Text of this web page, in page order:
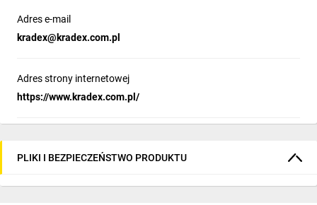
Adres e-mail
kradex@kradex.com.pl
Adres strony internetowej
https://www.kradex.com.pl/
PLIKI I BEZPIECZEŃSTWO PRODUKTU